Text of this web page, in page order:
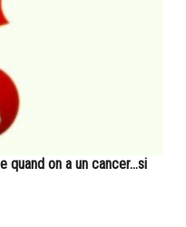
quand on a un cancer...si